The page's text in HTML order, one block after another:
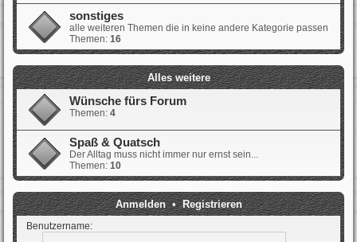
sonstiges
alle weiteren Themen die in keine andere Kategorie passen
Themen: 16
Alles weitere
Wünsche fürs Forum
Themen: 4
Spaß & Quatsch
Der Alltag muss nicht immer nur ernst sein...
Themen: 10
Anmelden•Registrieren
Benutzername: